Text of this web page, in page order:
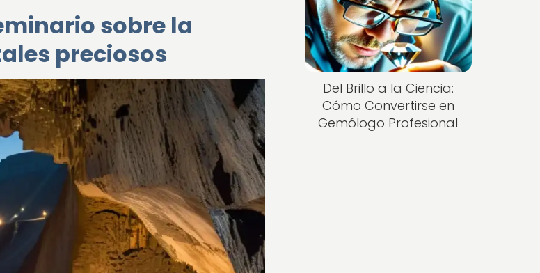
sobre la
preciosos
Del Brillo a la Ciencia:
Cómo Convertirse en
Gemólogo Profesional